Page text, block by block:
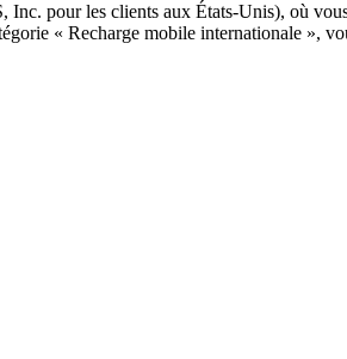
pour les clients aux États-Unis), où
« Recharge mobile internationale »,